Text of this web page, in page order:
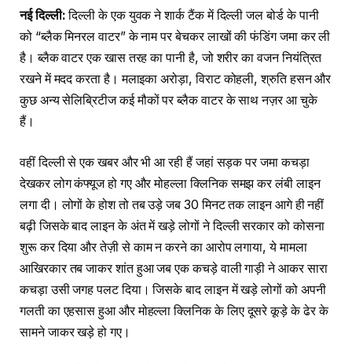
नई दिल्ली:दिल्ली के एक युवक ने शार्क टैंक में दिल्ली जल बोर्ड के पानी
को “ब्लैक मिनरल वाटर” के नाम पर बेचकर लाखों की फंडिंग जमा कर ली
है। ब्लैक वाटर एक खास तरह का पानी है, जो शरीर का वजन नियंत्रित
रखने में मदद करता है। मलाइका अरोड़ा, विराट कोहली, श्रुति हसन और
कुछ अन्य सेलिब्रिटीज कई मौकों पर ब्लैक वाटर के साथ नज़र आ चुके
हैं।
वहीं दिल्ली से एक खबर और भी आ रही हैं जहां सड़क पर जमा कचड़ा
देखकर लोग कंफ्यूज हो गए और मोहल्ला क्लिनिक समझ कर लंबी लाइन
लगा दी। लोगों के होश तो तब उड़े जब 30 मिनट तक लाइन आगे ही नहीं
बढ़ी जिसके बाद लाइन के अंत में खड़े लोगों ने दिल्ली सरकार को कोसना
शुरू कर दिया और तेज़ी से काम न करने का आरोप लगाया, ये मामला
आखिरकार तब जाकर शांत हुआ जब एक कचड़े वाली गाड़ी ने आकर सारा
कचड़ा उसी जगह पलट दिया। जिसके बाद लाइन में खड़े लोगों को अपनी
गलती का एहसास हुआ और मोहल्ला क्लिनिक के लिए दूसरे कूड़े के ढेर के
सामने जाकर खड़े हो गए।